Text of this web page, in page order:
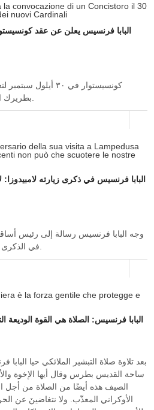
البابا فرنسيس في ذكرى زيارته لامبيدوزا:
وجه البابا فرنسيس رسالة إلى رئيس
البابا فرنسيس: الصلاة هي القوة الوديعة
بعد تلاوة صلاة التبشير الملائكي حيا
ساحة القديس بطرس وقال أيها الإخوة
الصيف هذه أيضًا من الصلاة من أجل
الأوكراني المعذّب. ولا نتغاضينَ عن